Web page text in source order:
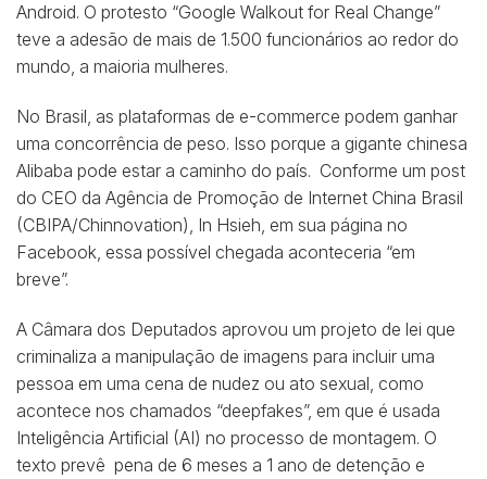
Android. O protesto “Google Walkout for Real Change”
teve a adesão de mais de 1.500 funcionários ao redor do
mundo, a maioria mulheres.
No Brasil, as plataformas de e-commerce podem ganhar
uma concorrência de peso. Isso porque a gigante chinesa
Alibaba pode estar a caminho do país. Conforme um post
do CEO da Agência de Promoção de Internet China Brasil
(CBIPA/Chinnovation), In Hsieh, em sua página no
Facebook, essa possível chegada aconteceria “em
breve”.
A Câmara dos Deputados aprovou um projeto de lei que
criminaliza a manipulação de imagens para incluir uma
pessoa em uma cena de nudez ou ato sexual, como
acontece nos chamados “deepfakes”, em que é usada
Inteligência Artificial (AI) no processo de montagem. O
texto prevê pena de 6 meses a 1 ano de detenção e